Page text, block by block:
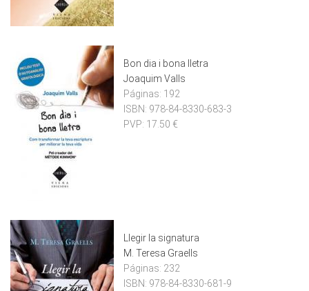
Bon dia i bona lletra
Joaquim Valls
Páginas: 192
ISBN: 978-84-8330-683-3
PVP: 17.50 €
Llegir la signatura
M. Teresa Graells
Páginas: 232
ISBN: 978-84-8330-681-9